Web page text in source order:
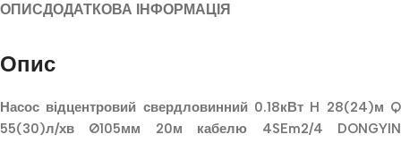
ОПИСДОДАТКОВА ІНФОРМАЦІЯ
Опис
Насос відцентровий свердловинний 0.18кВт H 28(24)м Q
55(30)л/хв Ø105мм 20м кабелю 4SEm2/4 DONGYIN